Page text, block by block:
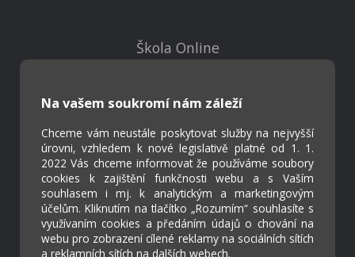
Na vašem soukromí nám záleží
Chceme vám neustále poskytovat služby na nejvyšší
úrovni, vzhledem k nové legislativě platné od 1. 1.
2022 Vás chceme informovat že používáme soubory
cookies k zajištění funkčnosti webu a s Vaším
souhlasem i mj. k analytickým a marketingovým
účelům. Kliknutím na tlačítko „Rozumím“ souhlasíte s
využívaním cookies a předáním údajů o chování na
webu pro zobrazení cílené reklamy na sociálních sítích
a reklamních sítích na dalších webech.
Škola Online
Projekty
Virtuální prohlídka
Cookies
Přístupnost
Přihlášení